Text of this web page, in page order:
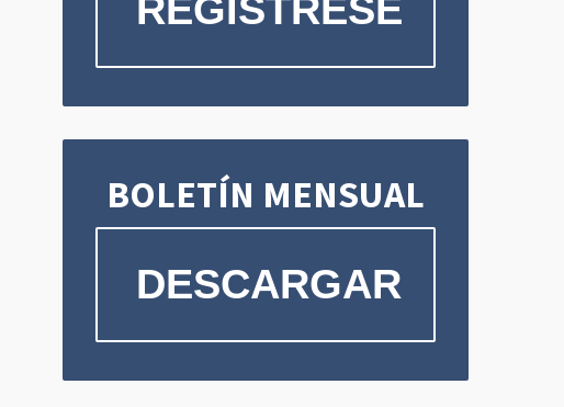
REGÍSTRESE
BOLETÍN MENSUAL
DESCARGAR